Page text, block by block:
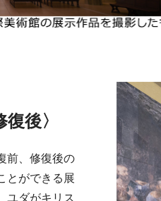
後〉
前、修復後の
とができる展
ユダがキリス